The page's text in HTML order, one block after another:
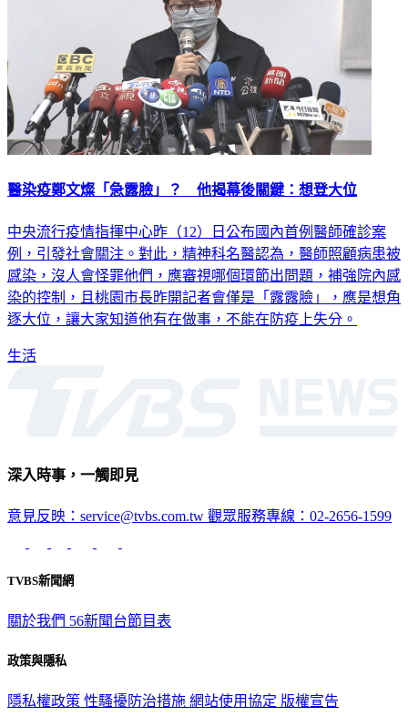
醫染疫鄭文燦「急露臉」？ 他揭幕後關鍵：想登大位
中央流行疫情指揮中心昨（12）日公布國內首例醫師確診案
例，引發社會關注。對此，精神科名醫認為，醫師照顧病患被
感染，沒人會怪罪他們，應審視哪個環節出問題，補強院內感
染的控制，且桃園市長昨開記者會僅是「露露臉」，應是想角
逐大位，讓大家知道他有在做事，不能在防疫上失分。
生活
深入時事，一觸即見
意見反映：service@tvbs.com.tw 觀眾服務專線：02-2656-1599
TVBS新聞網
關於我們 56新聞台節目表
政策與隱私
隱私權政策 性騷擾防治措施 網站使用協定 版權宣告